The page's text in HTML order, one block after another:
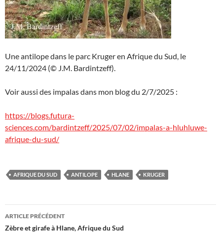
Une antilope dans le parc Kruger en Afrique du Sud, le
24/11/2024 (© J.M. Bardintzeff).
Voir aussi des impalas dans mon blog du 2/7/2025 :
https://blogs.futura-
sciences.com/bardintzeff/2025/07/02/impalas-a-hluhluwe-
afrique-du-sud/
AFRIQUE DU SUD ANTILOPE HLANE KRUGER
Navigation
des
ARTICLE PRÉCÉDENT
Zèbre et girafe à Hlane, Afrique du Sud